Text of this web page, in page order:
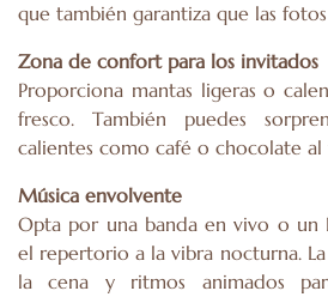
que también garantiza que las
Zona de confort para los invitados
Proporciona mantas ligeras o
fresco. También puedes
calientes como café o chocolate
Música envolvente
Opta por una banda en vivo o un
el repertorio a la vibra nocturna.
la cena y ritmos animados